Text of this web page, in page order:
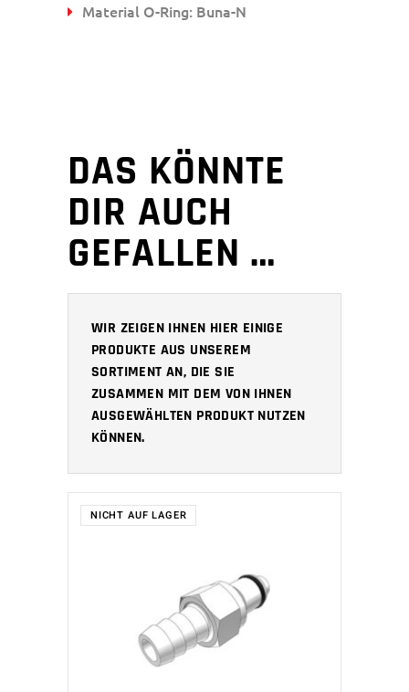
Material O-Ring: Buna-N
DAS KÖNNTE
DIR AUCH
GEFALLEN …
WIR ZEIGEN IHNEN HIER EINIGE
PRODUKTE AUS UNSEREM
SORTIMENT AN, DIE SIE
ZUSAMMEN MIT DEM VON IHNEN
AUSGEWÄHLTEN PRODUKT NUTZEN
KÖNNEN.
NICHT AUF LAGER
WEITERLESEN